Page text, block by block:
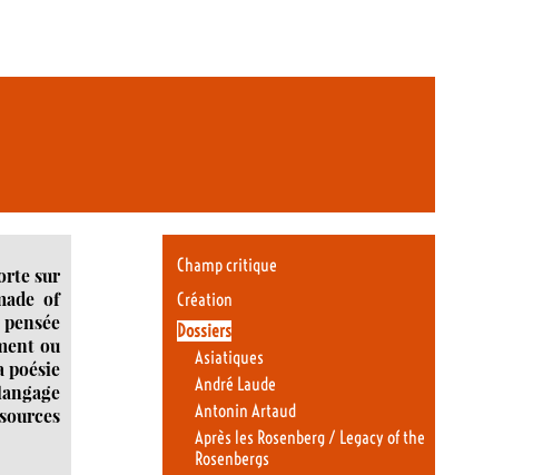
sur
of
ou
poésie
Champ critique
Création
Dossiers
Asiatiques
André Laude
Antonin Artaud
Après les Rosenberg / Legacy of the
Rosenbergs